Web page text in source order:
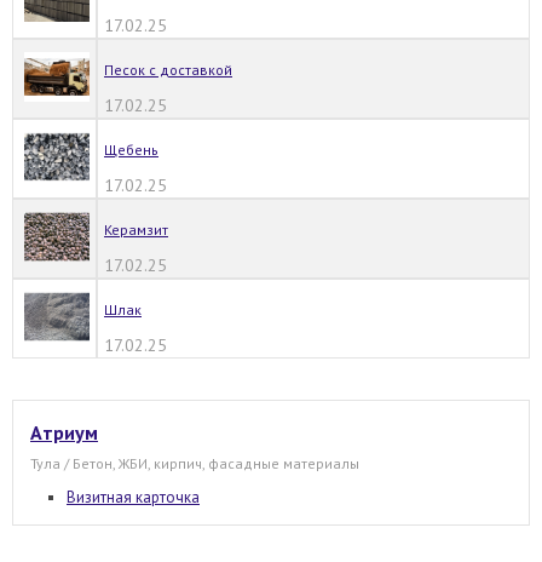
17.02.25
Песок с доставкой
17.02.25
Щебень
17.02.25
Керамзит
17.02.25
Шлак
17.02.25
Атриум
Тула / Бетон, ЖБИ, кирпич, фасадные материалы
Визитная карточка